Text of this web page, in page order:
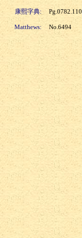
康熙字典: Pg.0782.110
Matthews: No.6494